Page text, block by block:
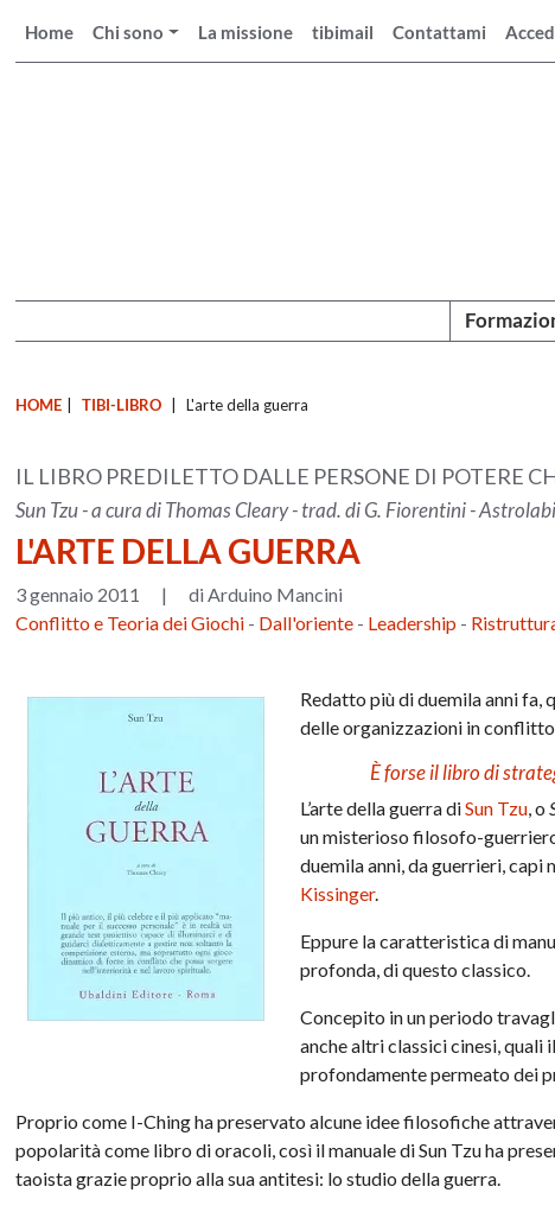
Home Chi sono La missione tibimail Contattami
HOME TIBI-LIBRO L'arte della guerra
IL LIBRO PREDILETTO DALLE PERSONE DI POTERE
Sun Tzu - a cura di Thomas Cleary - trad. di G. Fiorentini -
L'ARTE DELLA GUERRA
3 gennaio 2011 |
di Arduino Mancini
Conflitto e Teoria dei Giochi - Dall'oriente - Leadership -
Redatto più di duemila anni
delle organizzazioni in
È forse il libro di
L’arte della guerra diSun Tzu, o
un misterioso filosofo-
duemila anni, da guerrieri,
Kissinger.
Eppure la caratteristica di
profonda, di questo classico.
Concepito in un periodo
anche altri classici cinesi, quali il
profondamente permeato dei
Proprio come I-Ching ha preservato alcune idee filosofiche
popolarità come libro di oracoli, così il manuale di Sun Tzu ha
taoista grazie proprio alla sua antitesi: lo studio della guerra.